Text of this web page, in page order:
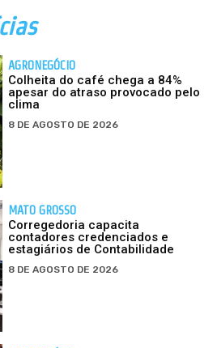
AGRONEGÓCIO
Colheita do café chega a 84%
apesar do atraso provocado pelo
clima
8 DE AGOSTO DE 2026
MATO GROSSO
Corregedoria capacita
contadores credenciados e
estagiários de Contabilidade
8 DE AGOSTO DE 2026